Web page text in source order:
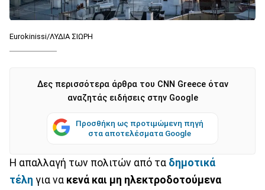
Eurokinissi/ΛΥΔΙΑ ΣΙΩΡΗ
Δες περισσότερα άρθρα του CNN Greece όταν
αναζητάς ειδήσεις στην Google
Προσθήκη ως προτιμώμενη πηγή
στα αποτελέσματα Google
Η απαλλαγή των πολιτών από τα δημοτικά
τέλη για να κενά και μη ηλεκτροδοτούμενα